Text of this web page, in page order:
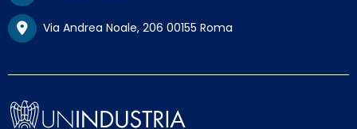
Via Andrea Noale, 206 00155 Roma